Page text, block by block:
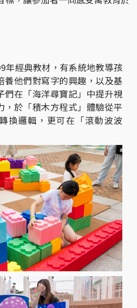
年經典教材，有系統地教導孩
養他們對寫字的興趣，以及基
們在「海洋尋寶記」中提升視
，於「積木方程式」體驗從平
換邏輯，更可在「滾動波波